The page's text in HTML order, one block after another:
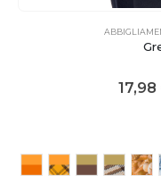
17,98